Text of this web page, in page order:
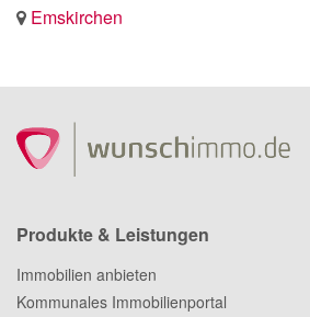
Emskirchen
Produkte & Leistungen
Immobilien anbieten
Kommunales Immobilienportal